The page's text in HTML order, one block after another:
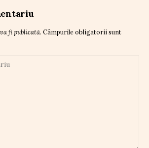
fi publicată. Câmpurile obligatorii sunt